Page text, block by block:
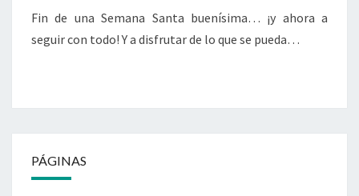
Fin de una Semana Santa buenísima… ¡y ahora a
seguir con todo! Y a disfrutar de lo que se pueda…
PÁGINAS